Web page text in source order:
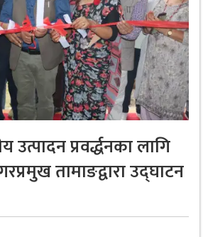
उत्पादन प्रवर्द्धनका लागि
तामाङद्वारा उद्घाटन